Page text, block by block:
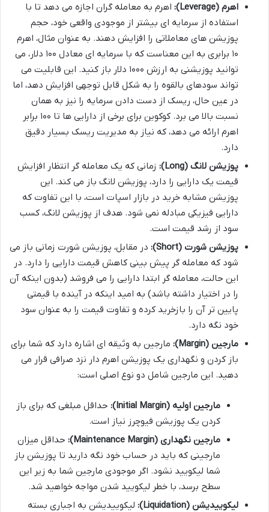
اهرم (Leverage):
اهرم به معامله گران اجازه می دهد تا با
استفاده از سرمایه ای بیشتر از موجودی واقعی خود، حجم
پوزیشن های معاملاتی را افزایش دهند. به عنوان مثال، اهرم
۱۰ برابری به این معناست که با سرمایه ای معادل ۱۰۰ دلار، می
توانید پوزیشنی به ارزش ۱۰۰۰ دلار باز کنید. این قابلیت می
تواند سودهای بالقوه را به شکل قابل توجهی افزایش دهد، اما
در عین حال، ریسک از دست دادن سرمایه را نیز به همان
نسبت بالا می برد. کوکوین برای برخی از دارایی ها تا ۱۰۰ برابر
اهرم ارائه می دهد، که نیاز به مدیریت ریسک بسیار دقیق
دارد.
پوزیشن لانگ (Long):
زمانی که یک معامله گر انتظار افزایش
قیمت یک دارایی را دارد، پوزیشن لانگ باز می کند. این
پوزیشن مشابه خرید در بازار اسپات است، با این تفاوت که
دارایی فیزیکی مبادله نمی شود. هدف از پوزیشن لانگ، کسب
سود از رشد قیمت است.
پوزیشن شورت (Short):
در مقابل، پوزیشن شورت زمانی باز می
شود که معامله گر پیش بینی کاهش قیمت دارایی را دارد. در
این حالت، معامله گر ابتدا دارایی را می فروشد (بدون اینکه آن
را در اختیار داشته باشد) به امید اینکه در آینده با قیمتی
پایین تر آن را بازخرید کرده و تفاوت قیمت را به عنوان سود
خود نگه دارد.
مارجین (Margin):
مارجین به وثیقه ای اشاره دارد که شما برای
باز کردن و نگهداری یک پوزیشن اهرم دار نزد صرافی قرار می
دهید. این مارجین شامل دو نوع اصلی است:
مارجین اولیه (Initial Margin):
حداقل مبلغی که برای باز
کردن یک پوزیشن فیوچرز نیاز است.
مارجین نگهداری (Maintenance Margin):
حداقل میزان
مارجینی که باید در حساب خود نگه دارید تا پوزیشن باز
شما لیکویید نشود. اگر موجودی مارجین شما به زیر این
سطح برسد، با خطر لیکویید شدن مواجه خواهید شد.
لیکوییدیشن (Liquidation):
لیکوییدیشن به اجباری بسته